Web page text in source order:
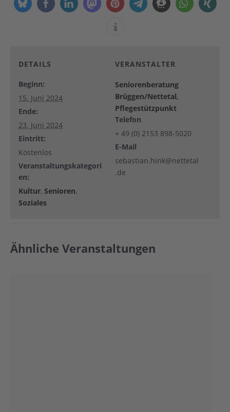
DETAILS
Beginn:
15. Juni 2024
Ende:
23. Juni 2024
Eintritt:
Kostenlos
Veranstaltungskategori
en:
Kultur, Senioren,
Soziales
VERANSTALTER
Seniorenberatung
Brüggen/Nettetal,
Pflegestützpunkt
Telefon
+ 49 (0) 2153 898-5020
E-Mail
sebastian.hink@nettetal
.de
Ähnliche Veranstaltungen